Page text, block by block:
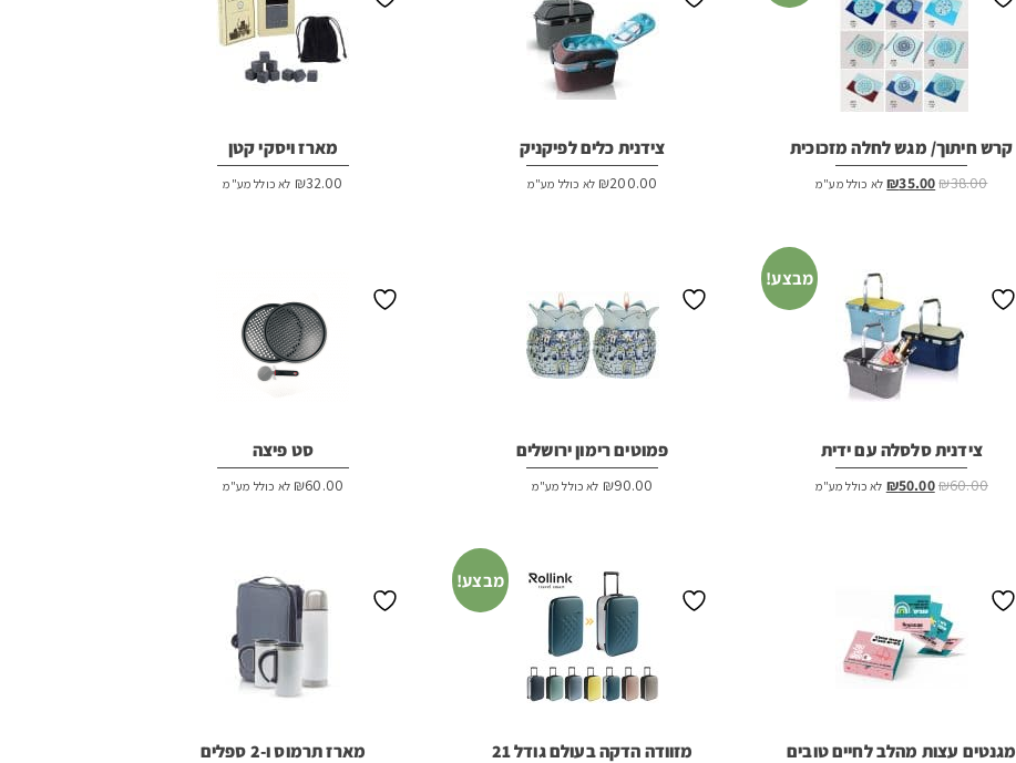
קרש חיתוך/ מגש לחלה מזכוכית
₪38.00
המחיר₪35.00 המחיר
לא כולל מע"מ
צידנית כלים לפיקניק
₪200.00 לא כולל מע"מ
מארז ויסקי קטן
₪32.00 לא כולל מע"מ
מבצע!
צידנית סלסלה עם ידית
₪60.00
המחיר₪50.00 המחיר
לא כולל מע"מ
פמוטים רימון ירושלים
₪90.00 לא כולל מע"מ
סט פיצה
₪60.00 לא כולל מע"מ
מגנטים עצות מהלב לחיים טובים
מבצע!
מזוודה הדקה בעולם גודל 21 מארז תרמוס ו-2 ספלים